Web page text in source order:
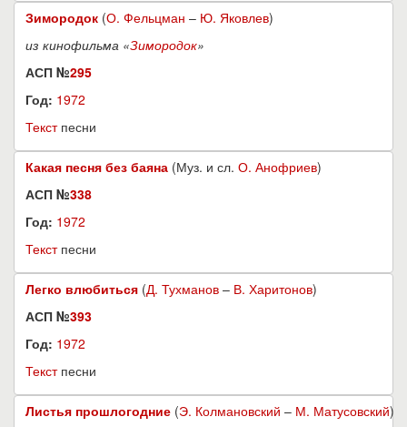
Зимородок (О. Фельцман – Ю. Яковлев)
из кинофильма «Зимородок»
АСП №295
Год: 1972
Текстпесни
Какая песня без баяна (Муз. и сл. О. Анофриев)
АСП №338
Год: 1972
Текстпесни
Легко влюбиться (Д. Тухманов – В. Харитонов)
АСП №393
Год: 1972
Текстпесни
Листья прошлогодние (Э. Колмановский – М. Матусовский)